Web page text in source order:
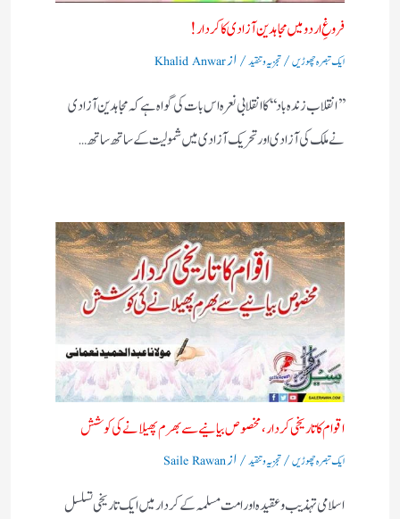
فروغِ اردو میں مجاہدین آزادی کا کردار!
ایک تبصرہ چھوڑیں/تجزیہ و تنقید/ ازKhalid Anwar
’’انقلاب زندہ باد‘‘کا انقلابی نعرہ اس بات کی گواہ ہے کہ مجاہدین آزادی
نے ملک کی آزادی اور تحریک آزادی میں شمولیت کے ساتھ ساتھ…
اقوام کا تاریخی کردار،مخصوص بیانیے سے بھرم پھیلانے کی کوشش
ایک تبصرہ چھوڑیں/تجزیہ و تنقید/ ازSaile Rawan
اسلامی تہذیب و عقیدہ اور امت مسلمہ کے کردار میں ایک تاریخی تسلسل